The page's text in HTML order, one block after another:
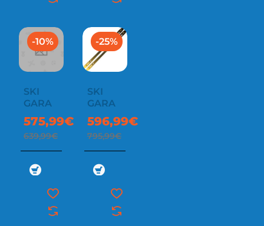
-10%
SKI
GARA
575,99€
639,99€
-25%
SKI
GARA
596,99€
795,99€